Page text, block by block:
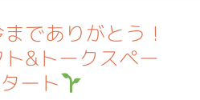
でありがとう！
&トークスペー
ート